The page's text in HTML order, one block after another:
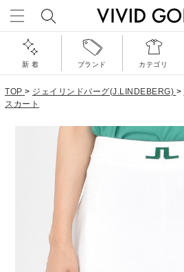
新 着 ブランド カテゴリ
TOP > ジェイリンドバーグ(J.LINDEBERG) >
スカート